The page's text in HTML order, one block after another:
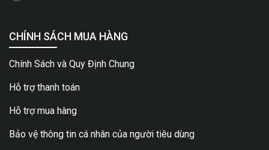
CHÍNH SÁCH MUA HÀNG
Chính Sách và Quy Định Chung
Hỗ trợ thanh toán
Hỗ trợ mua hàng
Bảo vệ thông tin cá nhân của người tiêu dùng